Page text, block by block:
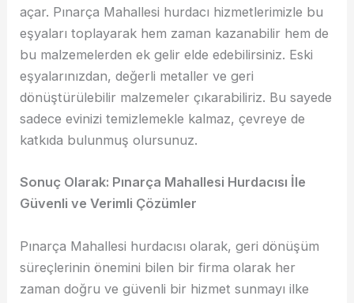
açar. Pınarça Mahallesi hurdacı hizmetlerimizle bu
eşyaları toplayarak hem zaman kazanabilir hem de
bu malzemelerden ek gelir elde edebilirsiniz. Eski
eşyalarınızdan, değerli metaller ve geri
dönüştürülebilir malzemeler çıkarabiliriz. Bu sayede
sadece evinizi temizlemekle kalmaz, çevreye de
katkıda bulunmuş olursunuz.
Sonuç Olarak: Pınarça Mahallesi Hurdacısı İle
Güvenli ve Verimli Çözümler
Pınarça Mahallesi hurdacısı olarak, geri dönüşüm
süreçlerinin önemini bilen bir firma olarak her
zaman doğru ve güvenli bir hizmet sunmayı ilke